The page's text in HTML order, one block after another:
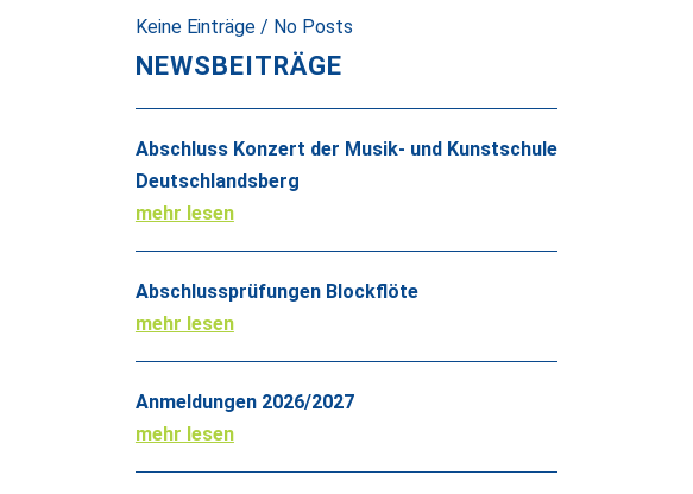
Keine Einträge / No Posts
NEWSBEITRÄGE
Abschluss Konzert der Musik- und Kunstschule
Deutschlandsberg
mehr lesen
Abschlussprüfungen Blockflöte
mehr lesen
Anmeldungen 2026/2027
mehr lesen